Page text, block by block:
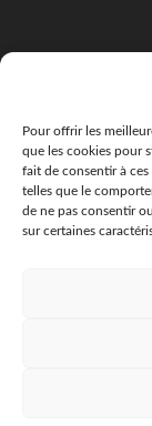
Pour offrir les
que les cookies pour
fait de consentir à
telles que le
de ne pas consentir
sur certaines